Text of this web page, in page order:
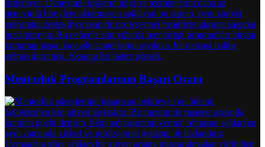
Mentorluk Programlarının Başarı Oranı